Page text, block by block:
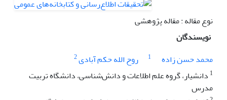
نوع مقاله : مقاله پژوهشی
نویسندگان
محمد حسن زاده
1 روح الله حکم آبادی2
1 دانشیار، گروه علم اطلاعات و دانش‌شناسی، دانشگاه تربیت
مدرس